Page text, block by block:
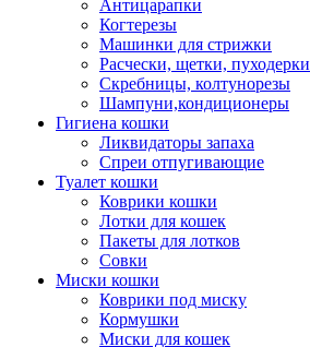
Антицарапки
Когтерезы
Машинки для стрижки
Расчески, щетки, пуходерки
Скребницы, колтунорезы
Шампуни,кондиционеры
Гигиена кошки
Ликвидаторы запаха
Спреи отпугивающие
Туалет кошки
Коврики кошки
Лотки для кошек
Пакеты для лотков
Совки
Миски кошки
Коврики под миску
Кормушки
Миски для кошек